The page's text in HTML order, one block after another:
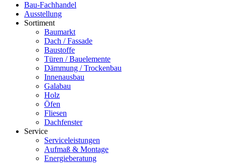
Bau-Fachhandel
Ausstellung
Sortiment
Baumarkt
Dach / Fassade
Baustoffe
Türen / Bauelemente
Dämmung / Trockenbau
Innenausbau
Galabau
Holz
Öfen
Fliesen
Dachfenster
Service
Serviceleistungen
Aufmaß & Montage
Energieberatung